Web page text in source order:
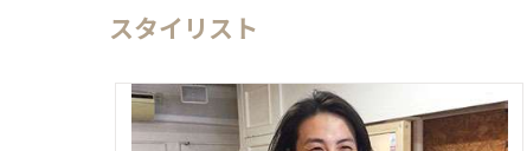
スタイリスト